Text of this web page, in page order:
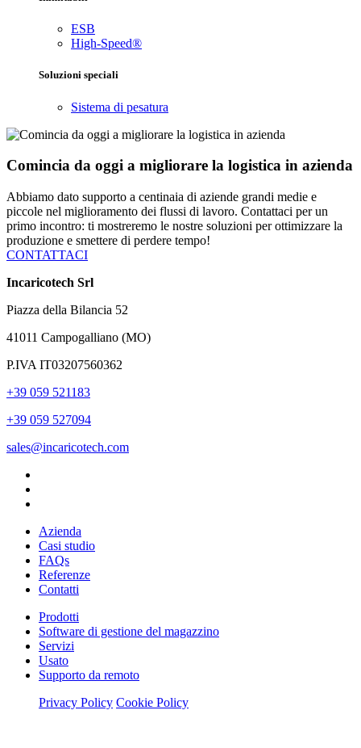
ESB
High-Speed®
Soluzioni speciali
Sistema di pesatura
Comincia da oggi a migliorare la logistica in azienda
Abbiamo dato supporto a centinaia di aziende grandi medie e
piccole nel miglioramento dei flussi di lavoro. Contattaci per un
primo incontro: ti mostreremo le nostre soluzioni per ottimizzare la
produzione e smettere di perdere tempo!
CONTATTACI
Incaricotech Srl
Piazza della Bilancia 52
41011 Campogalliano (MO)
P.IVA IT03207560362
+39 059 521183
+39 059 527094
sales@incaricotech.com
Azienda
Casi studio
FAQs
Referenze
Contatti
Prodotti
Software di gestione del magazzino
Servizi
Usato
Supporto da remoto
Privacy Policy Cookie Policy